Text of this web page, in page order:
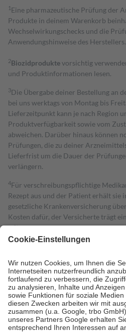
1 Eine pharmazeutische Prüfung der
Produkte in deinem Warenkorb
Wechselwirkungschecks und die
Anwendungshinweise des Herstellers.
2Biozidproduktevorsichtig
und Produktinformationen lesen.
3Die Übergabe deiner Bestellung an
bei uns werktags von Montag bis
Lieferzeitpunkt kann je nach Region
Produktverfügbarkeit sowie vom
abweichen. Darüber hinaus können
Prüfungen, die zu deiner
Lieferfrist um die Dauer der
verlängern.
4Für verschreibungspflichtige
Rezept aus und der Patient erhält sie
gesetzliche Krankenversicherung
Kosten dafür, der Versicherte trägt
mit.
Grundsätzlich leisten Mitglieder
höchstens zehn Euro.
Es sind jedoch
Kosten der Leistung zu entrichten.
Diese Regeln gelten grundsätzlich
Bei Heilmitteln und häuslicher
Zuzahlung zehn Prozent der Kosten
Verordnung.
Um das Engagement der
stärken und die besondere Stellung